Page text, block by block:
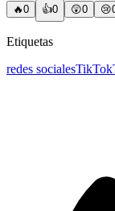
🔥0 👍0 😲0 😢
Etiquetas
redes socialesTikTok